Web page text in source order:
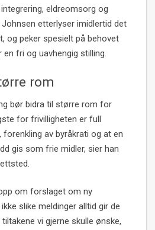
eldreomsorg og
etterlyser imidlertid det
og peker spesielt på behovet
fri og uavhengig stilling.
rom
bør bidra til større rom for
for frivilligheten er full
av byråkrati og at en
gis som frie midler, sier han
om forslaget om ny
slike meldinger alltid gir de
vi gjerne skulle ønske,